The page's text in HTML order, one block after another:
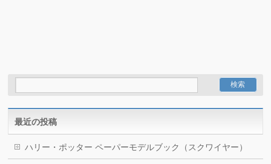
最近の投稿
ハリー・ポッター ペーパーモデルブック（スクワイヤー）